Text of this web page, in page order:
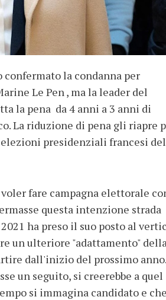
la condanna per
Le Pen , ma la leader del
la pena da 4 anni a 3 anni di
La riduzione di pena gli riapre
presidenziali francesi del
fare campagna elettorale
questa intenzione strada
ha preso il suo posto al
un ulteriore "adattamento"
dall'inizio del prossimo
un seguito, si creerebbe a quel
si immagina candidato e che